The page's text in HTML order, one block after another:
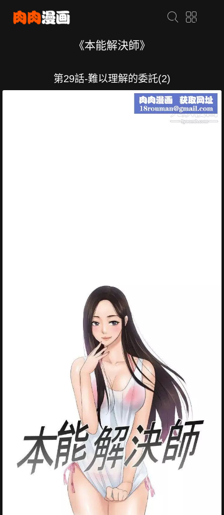
《本能解決師》
第29話-難以理解的委託(2)